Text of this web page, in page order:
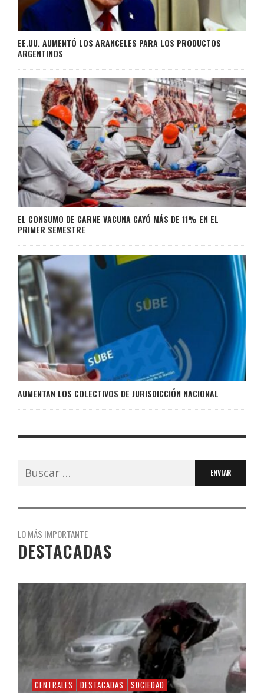
EE.UU. AUMENTÓ LOS ARANCELES PARA LOS PRODUCTOS
ARGENTINOS
EL CONSUMO DE CARNE VACUNA CAYÓ MÁS DE 11% EN EL
PRIMER SEMESTRE
AUMENTAN LOS COLECTIVOS DE JURISDICCIÓN NACIONAL
Buscar:
LO MÁS IMPORTANTE
DESTACADAS
CENTRALES DESTACADAS SOCIEDAD